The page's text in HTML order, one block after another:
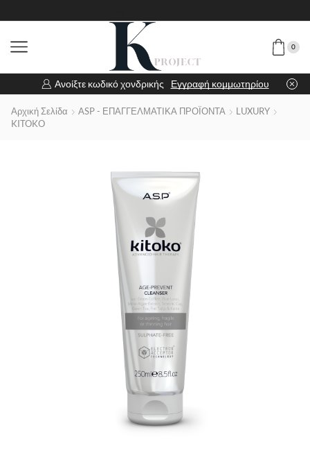
0
Ανοίξτε κωδικό χονδρικής Εγγραφή κομμωτηρίου
Αρχική Σελίδα ASP - ΕΠΑΓΓΕΛΜΑΤΙΚΑ ΠΡΟΪΟΝΤΑ
LUXURY
KITOKO